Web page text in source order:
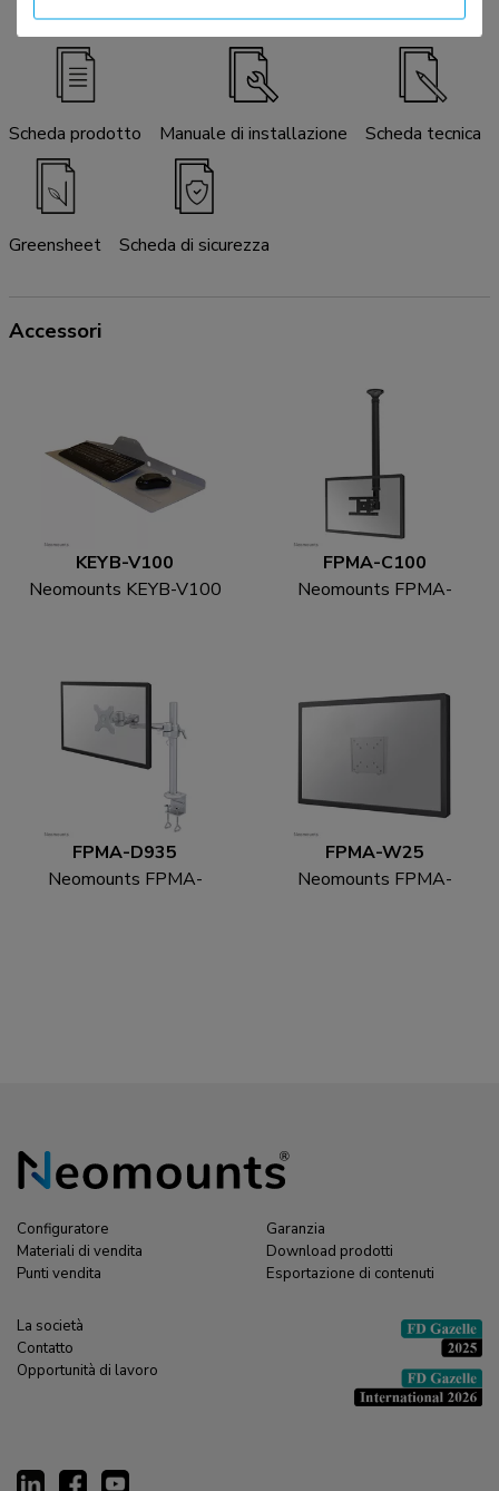
Scheda prodotto Manuale di installazione Scheda tecnica
Greensheet Scheda di sicurezza
Accessori
KEYB-V100
Neomounts KEYB-V100
FPMA-C100
Neomounts FPMA-
FPMA-D935
Neomounts FPMA-
FPMA-W25
Neomounts FPMA-
Configuratore
Materiali di vendita
Punti vendita
Garanzia
Download prodotti
Esportazione di contenuti
La società
Contatto
Opportunità di lavoro